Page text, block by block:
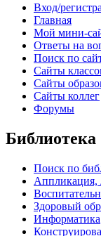
Вход/
Главная
Мой мини-
Ответы на
Поиск по
Сайты
Сайты
Сайты коллег
Форумы
Библиотека
Поиск по
Аппликация,
Здоровый
Информатика